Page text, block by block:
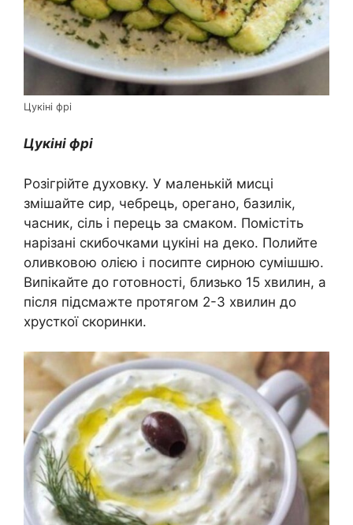
Цукіні фрі
Цукіні фрі
Розігрійте духовку. У маленькій мисці
змішайте сир, чебрець, орегано, базилік,
часник, сіль і перець за смаком. Помістіть
нарізані скибочками цукіні на деко. Полийте
оливковою олією і посипте сирною сумішшю.
Випікайте до готовності, близько 15 хвилин, а
після підсмажте протягом 2-3 хвилин до
хрусткої скоринки.